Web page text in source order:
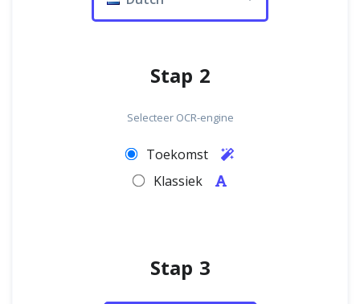
Stap 2
Selecteer OCR-engine
Toekomst
Klassiek
Stap 3